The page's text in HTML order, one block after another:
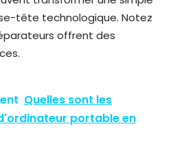
tête technologique. Notez
offrent des
Quelles sont les
portable en